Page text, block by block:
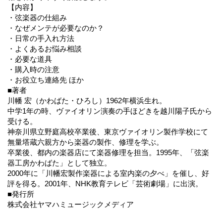
【内容】
・弦楽器の仕組み
・なぜメンテが必要なのか？
・日常の手入れ方法
・よくあるお悩み相談
・必要な道具
・購入時の注意
・お役立ち連絡先 ほか
■著者
川幡 宏（かわばた・ひろし）1962年横浜生れ。
中学1年の時、ヴァイオリン演奏の手ほどきを越川陽子氏から
受ける。
神奈川県立野庭高校卒業後、東京ヴァイオリン製作学校にて
無量塔蔵六親方から楽器の製作、修理を学ぶ。
卒業後、都内の楽器店にて楽器修理を担当。1995年、「弦楽
器工房かわばた」として独立。
2000年に「川幡宏製作楽器による室内楽の夕べ」を催し、好
評を得る。2001年、NHK教育テレビ「芸術劇場」に出演。
■発行所
株式会社ヤマハミュージックメディア